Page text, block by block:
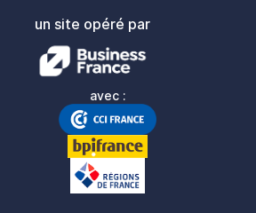
un site opéré par
avec :